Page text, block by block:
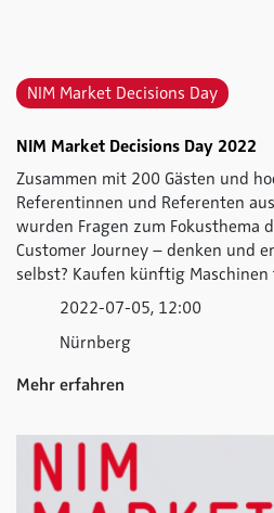
NIM Market Decisions Day
NIM Market Decisions Day 2022
Zusammen mit 200 Gästen und
Referentinnen und Referenten
wurden Fragen zum Fokusthema
Customer Journey – denken und
selbst? Kaufen künftig Maschinen
2022-07-05, 12:00
Nürnberg
Mehr erfahren